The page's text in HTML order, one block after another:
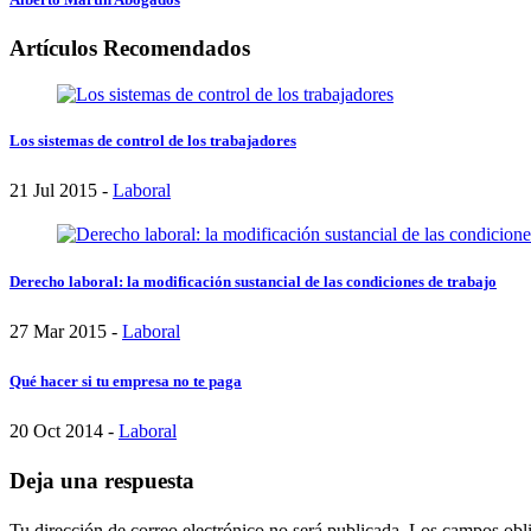
Artículos Recomendados
Los sistemas de control de los trabajadores
21 Jul 2015 - Laboral
Derecho laboral: la modificación sustancial de las condiciones de trabajo
27 Mar 2015 - Laboral
Qué hacer si tu empresa no te paga
20 Oct 2014 - Laboral
Deja una respuesta